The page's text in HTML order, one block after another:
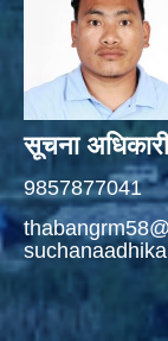
सूचना अधिकारी
9857877041